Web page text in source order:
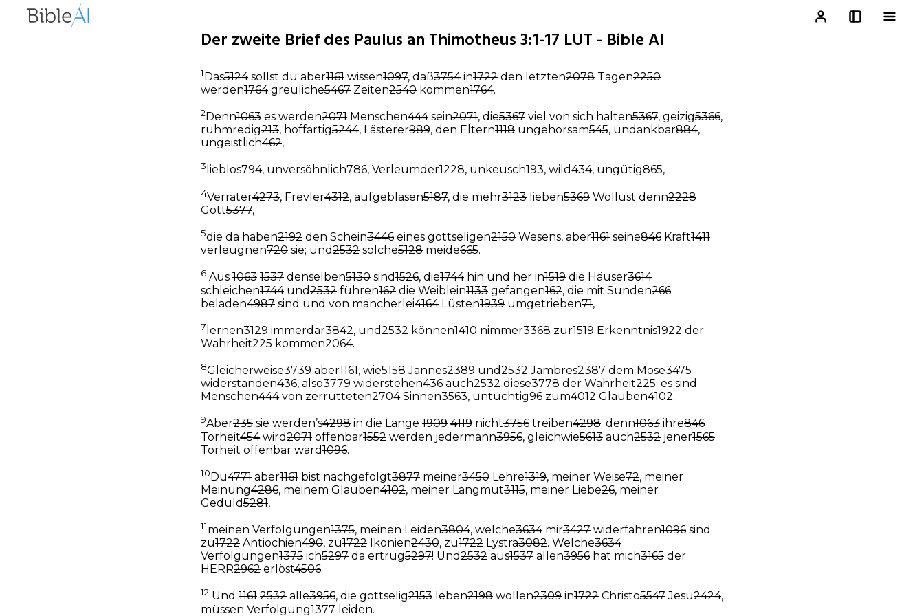
Der zweite Brief des Paulus an Thimotheus 3:1-17 LUT - Bible AI
1Das5124sollst du aber1161 wissen1097, daß3754in1722 den letzten2078 Tagen2250
werden1764greuliche5467 Zeiten2540 kommen1764.
2 Denn1063 es werden2071 Menschen444sein2071, die5367 viel von sich halten5367, geizig5366,
ruhmredig213, hoffärtig5244, Lästerer989, den Eltern1118 ungehorsam545, undankbar884,
ungeistlich462,
3 lieblos794, unversöhnlich786, Verleumder1228, unkeusch193, wild434, ungütig865,
4Verräter4273, Frevler4312, aufgeblasen5187, die mehr3123 lieben5369 Wollust denn2228
Gott5377,
5die da haben2192 den Schein3446 eines gottseligen2150 Wesens, aber1161 seine846 Kraft1411
verleugnen720 sie; und2532 solche5128 meide665.
6 Aus 1063 1537 denselben5130 sind1526, die1744hin und her in1519 die Häuser3614
schleichen1744und2532 führen162 die Weiblein1133 gefangen162, die mit Sünden266
beladen4987 sind und von mancherlei4164Lüsten1939 umgetrieben71,
7 lernen3129 immerdar3842, und2532 können1410 nimmer3368 zur1519 Erkenntnis1922 der
Wahrheit225 kommen2064.
8Gleicherweise3739 aber1161, wie5158Jannes2389 und2532Jambres2387 dem Mose3475
widerstanden436, also3779 widerstehen436 auch2532 diese3778 der Wahrheit225; es sind
Menschen444von zerrütteten2704Sinnen3563, untüchtig96 zum4012 Glauben4102.
9Aber235 sie werden’s4298 in die Länge 1909 4119 nicht3756 treiben4298; denn1063 ihre846
Torheit454wird2071 offenbar1552 werden jedermann3956, gleichwie5613 auch2532 jener1565
Torheit offenbar ward1096.
10Du4771 aber1161 bist nachgefolgt3877 meiner3450 Lehre1319, meiner Weise72, meiner
Meinung4286, meinem Glauben4102, meiner Langmut3115, meiner Liebe26, meiner
Geduld5281,
11meinen Verfolgungen1375, meinen Leiden3804, welche3634mir3427 widerfahren1096 sind
zu1722 Antiochien490, zu1722 Ikonien2430, zu1722 Lystra3082. Welche3634
Verfolgungen1375 ich5297 da ertrug5297! Und2532 aus1537 allen3956 hat mich3165 der
HERR2962 erlöst4506.
12 Und 1161 2532 alle3956, die gottselig2153 leben2198 wollen2309 in1722 Christo5547Jesu2424,
müssen Verfolgung1377 leiden.